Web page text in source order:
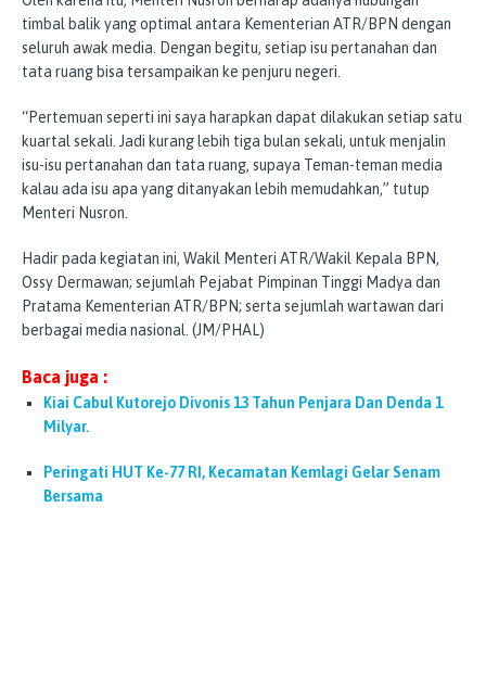
timbal balik yang optimal antara Kementerian ATR/BPN dengan
seluruh awak media. Dengan begitu, setiap isu pertanahan dan
tata ruang bisa tersampaikan ke penjuru negeri.
“Pertemuan seperti ini saya harapkan dapat dilakukan setiap satu
kuartal sekali. Jadi kurang lebih tiga bulan sekali, untuk menjalin
isu-isu pertanahan dan tata ruang, supaya Teman-teman media
kalau ada isu apa yang ditanyakan lebih memudahkan,” tutup
Menteri Nusron.
Hadir pada kegiatan ini, Wakil Menteri ATR/Wakil Kepala BPN,
Ossy Dermawan; sejumlah Pejabat Pimpinan Tinggi Madya dan
Pratama Kementerian ATR/BPN; serta sejumlah wartawan dari
berbagai media nasional. (JM/PHAL)
Baca juga :
Kiai Cabul Kutorejo Divonis 13 Tahun Penjara Dan Denda 1
Milyar.
Peringati HUT Ke-77 RI, Kecamatan Kemlagi Gelar Senam
Bersama